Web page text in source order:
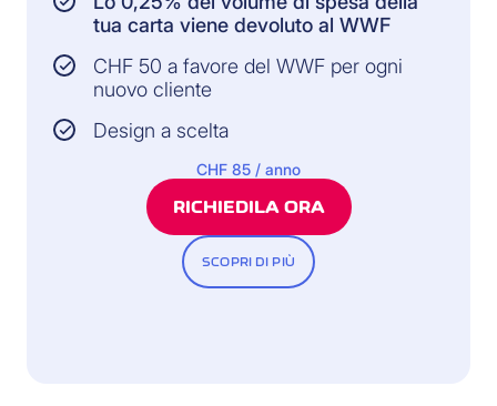
tua carta viene devoluto al WWF
CHF 50 a favore del WWF per ogni
nuovo cliente
Design a scelta
CHF 85 / anno
RICHIEDILA ORA
SCOPRI DI PIÙ